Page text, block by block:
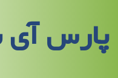
پارس